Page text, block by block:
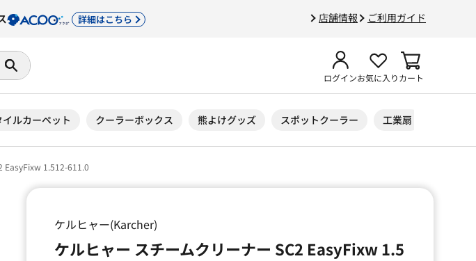
店舗情報 ご利用ガイド
詳細はこちら
ログインお気に入りカート
イルカーペット クーラーボックス 熊よけグッズ スポットクーラー 工業扇
EasyFixw 1.512-611.0
ケルヒャー(Karcher)
ケルヒャー スチームクリーナー SC2 EasyFixw 1.5